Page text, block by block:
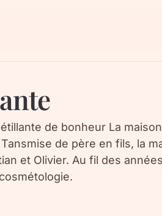
de bonheur La
de père en fils, la
et Olivier. Au fil des